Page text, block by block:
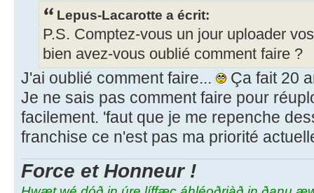
Lepus-Lacarotte a écrit:
P.S. Comptez-vous un jour uploader
bien avez-vous oublié comment faire ?
J'ai oublié comment faire...
Ça fait 20
Je ne sais pas comment faire pour
facilement. 'faut que je me repenche
franchise ce n'est pas ma priorité
Force et Honneur !